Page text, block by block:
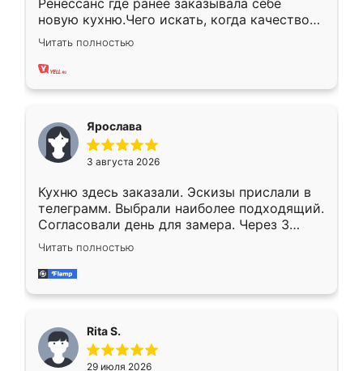
Ренессанс где ранее заказывала себе
новую кухню.Чего искать, когда качеством
вполне довольна. Служит кухня уже почти
два года, нареканий нет.
Читать полностью
Ярослава
3 августа 2026
Кухню здесь заказали. Эскизы прислали в
телеграмм. Выбрали наиболее подходящий.
Согласовали день для замера. Через 3
недели кухня была уже готова. Остались
довольны работой. Спасибо Ренессанс
мебель за качественную работу!
Читать полностью
Rita S.
29 июля 2026